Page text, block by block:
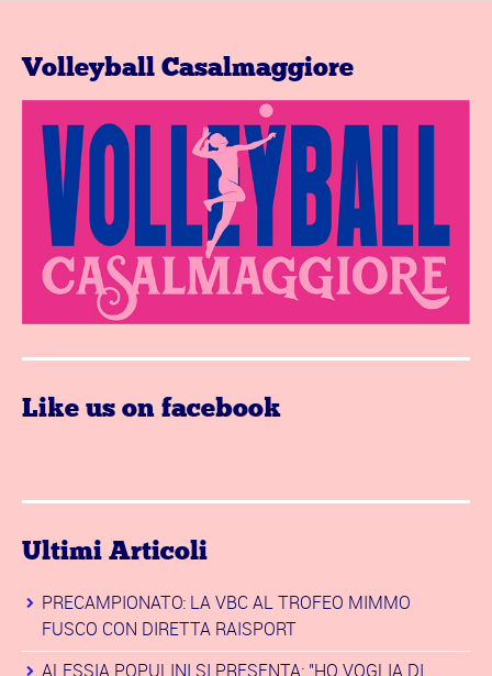
Volleyball Casalmaggiore
Like us on facebook
Ultimi Articoli
PRECAMPIONATO: LA VBC AL TROFEO MIMMO
FUSCO CON DIRETTA RAISPORT
ALESSIA POPULINI SI PRESENTA: "HO VOGLIA DI